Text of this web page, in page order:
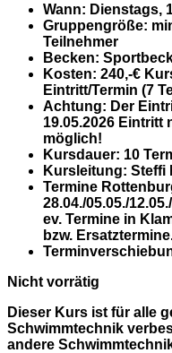
Wann: Dienstags,
Gruppengröße:
Teilnehmer
Becken:
Kosten: 240,-€
Eintritt/Termin (7
Achtung: Der
19.05.2026 Eintritt
möglich!
Kursdauer: 10
Kursleitung: Steffi
Termine
28.04./05.05./
ev. Termine in
bzw.
Nicht vorrätig
Dieser Kurs ist für alle
Schwimmtechnik
andere